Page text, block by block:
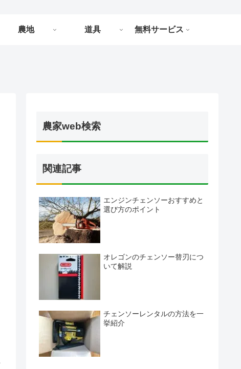
農地 道具 無料サービス
農家web検索
関連記事
エンジンチェンソーおすすめと
選び方のポイント
オレゴンのチェンソー替刃につ
いて解説
チェンソーレンタルの方法を一
挙紹介